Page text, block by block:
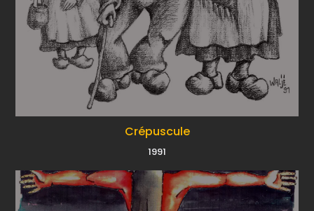
Crépuscule
1991